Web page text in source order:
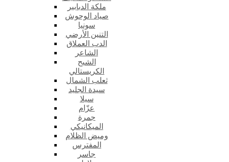
ملكة الدبابير
صياد الوحوش
سونيا
التنين الأرضي
الدب العملاق
الشاعر
الشبح
الكريستالي
ثعلب الشمال
سيدة الجليد
سيلا
عزّام
جمرة
الميكانيكي
وميض الظلام
المفترس
جاسر